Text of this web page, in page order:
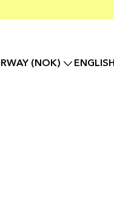
(NOK) ENGLISH